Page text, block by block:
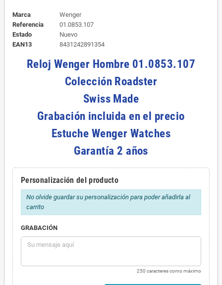
Marca
Wenger
Referencia
01.0853.107
Estado
Nuevo
EAN13
8431242891354
Reloj Wenger Hombre 01.0853.107
Colección Roadster
Swiss Made
Grabación incluida en el precio
Estuche Wenger Watches
Garantía 2 años
Personalización del producto
No olvide guardar su personalización para poder añadirla al
carrito
GRABACIÓN
250 caracteres como máximo